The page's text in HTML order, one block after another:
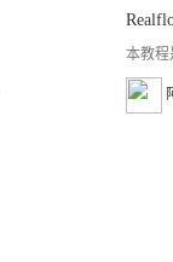
本教程